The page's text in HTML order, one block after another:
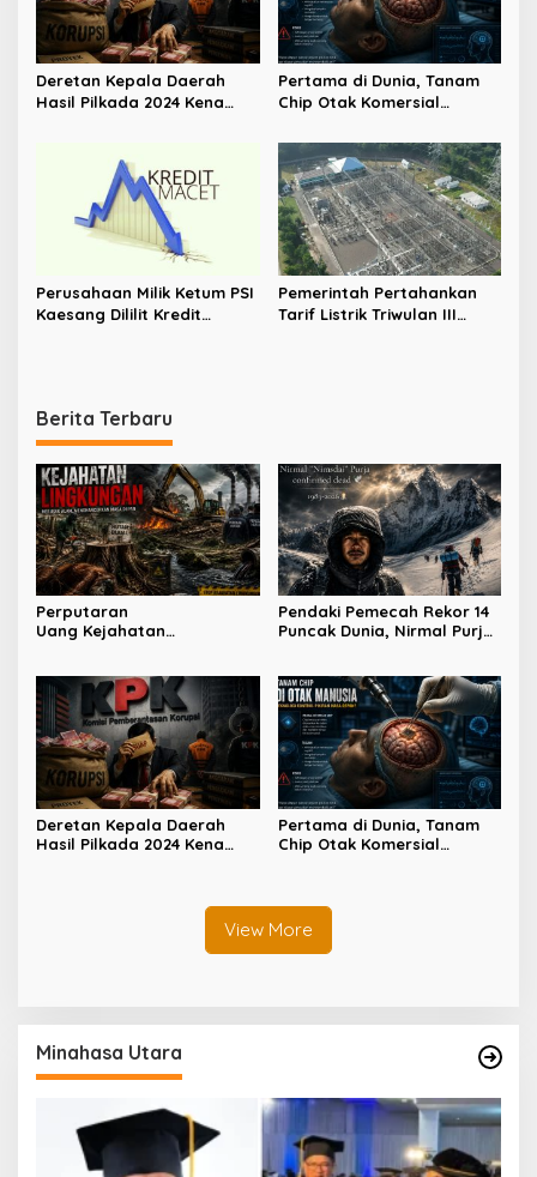
Deretan Kepala Daerah
Hasil Pilkada 2024 Kena
Pertama di Dunia, Tanam
Chip Otak Komersial
Perusahaan Milik Ketum PSI
Kaesang Dililit Kredit
Pemerintah Pertahankan
Tarif Listrik Triwulan III
Berita Terbaru
Perputaran
Uang Kejahatan
Pendaki Pemecah Rekor 14
Puncak Dunia, Nirmal Purja
Deretan Kepala Daerah
Hasil Pilkada 2024 Kena
Pertama di Dunia, Tanam
Chip Otak Komersial
View More
Minahasa Utara